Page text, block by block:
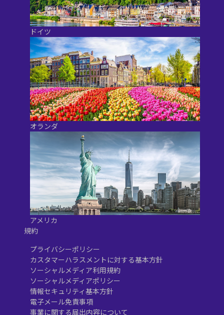
ドイツ
オランダ
アメリカ
規約
プライバシーポリシー
カスタマーハラスメントに対する基本方針
ソーシャルメディア利用規約
ソーシャルメディアポリシー
情報セキュリティ基本方針
電子メール免責事項
事業に関する届出内容について